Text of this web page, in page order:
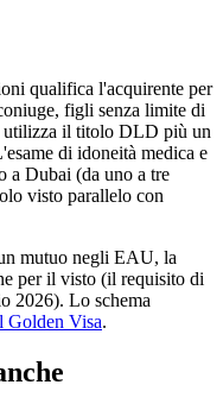
qualifica l'acquirente per
figli senza limite di
utilizza il titolo DLD più un
di idoneità medica e
a Dubai (da uno a tre
visto parallelo con
mutuo negli EAU, la
per il visto (il requisito di
2026). Lo schema
Golden Visa.